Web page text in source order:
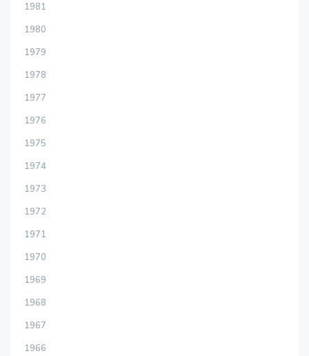
1981
1980
1979
1978
1977
1976
1975
1974
1973
1972
1971
1970
1969
1968
1967
1966